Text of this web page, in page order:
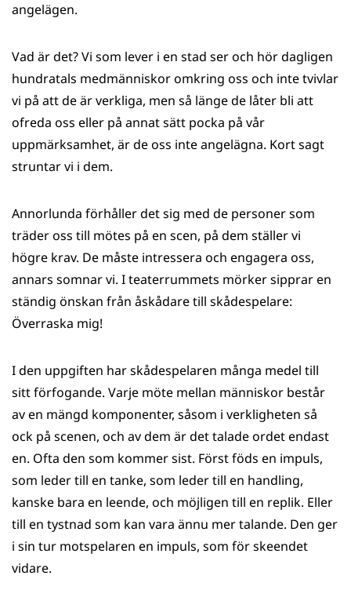
angelägen.
Vad är det? Vi som lever i en stad ser och hör dagligen
hundratals medmänniskor omkring oss och inte tvivlar
vi på att de är verkliga, men så länge de låter bli att
ofreda oss eller på annat sätt pocka på vår
uppmärksamhet, är de oss inte angelägna. Kort sagt
struntar vi i dem.
Annorlunda förhåller det sig med de personer som
träder oss till mötes på en scen, på dem ställer vi
högre krav. De måste intressera och engagera oss,
annars somnar vi. I teaterrummets mörker sipprar en
ständig önskan från åskådare till skådespelare:
Överraska mig!
I den uppgiften har skådespelaren många medel till
sitt förfogande. Varje möte mellan människor består
av en mängd komponenter, såsom i verkligheten så
ock på scenen, och av dem är det talade ordet endast
en. Ofta den som kommer sist. Först föds en impuls,
som leder till en tanke, som leder till en handling,
kanske bara en leende, och möjligen till en replik. Eller
till en tystnad som kan vara ännu mer talande. Den ger
i sin tur motspelaren en impuls, som för skeendet
vidare.